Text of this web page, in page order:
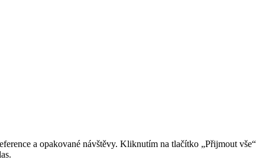
a opakované návštěvy. Kliknutím na tlačítko „Přijmout vše“